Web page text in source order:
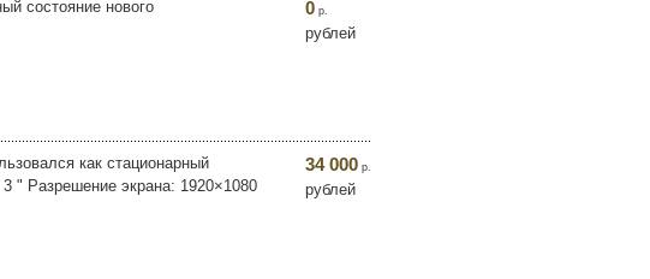
состояние нового 0 р.
рублей
как стационарный
" Разрешение экрана: 1920×1080
34 000 р.
рублей